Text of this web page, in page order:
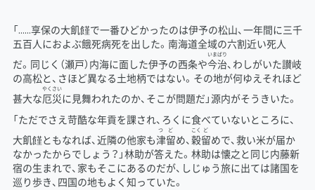
「……享保の大飢饉で一番ひどかったのは伊予の松山、一年間に三千
五百人におよぶ餓死病死を出した。南海道全域の六割近い死人
だ。同じく（瀬戸）内海に面した伊予の西条や今
いま
治
ばり
、わしがいた讃岐
の高松と、さほど異なる土地柄ではない。その地が何ゆえそれほど
甚大な厄
やく
災
さい
に見舞われたのか、そこが問題だ」源内がそうきいた。
「ただでさえ苛酷な年貢を課され、ろくに食べていないところに、
大飢饉ともなれば、近隣の他家も津
つ
留
ど
め、穀
こく
留
ど
めで、救い米が届か
なかったからでしょう？」林助が答えた。林助は懐之と同じ内藤新
宿の生まれで、家もそこにあるのだが、しじゅう旅に出ては諸国を
巡り歩き、四国の地もよく知っていた。